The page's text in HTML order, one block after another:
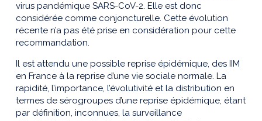
virus pandémique SARS-CoV-2. Elle est donc
considérée comme conjoncturelle. Cette évolution
récente n’a pas été prise en considération pour cette
recommandation.
Il est attendu une possible reprise épidémique, des IIM
en France à la reprise d’une vie sociale normale. La
rapidité, l’importance, l’évolutivité et la distribution en
termes de sérogroupes d’une reprise épidémique, étant
par définition, inconnues, la surveillance